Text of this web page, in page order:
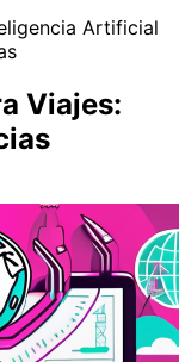
Artificial
Viajes: